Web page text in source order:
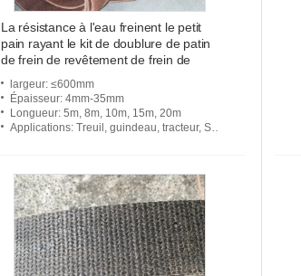
La résistance à l'eau freinent le petit
pain rayant le kit de doublure de patin
de frein de revêtement de frein de
largeur: ≤600mm
Épaisseur: 4mm-35mm
Longueur: 5m, 8m, 10m, 15m, 20m
Applications: Treuil, guindeau, tracteur, Sugar Mill, grue, mélangeur, groupe électrogène, machines de constructio